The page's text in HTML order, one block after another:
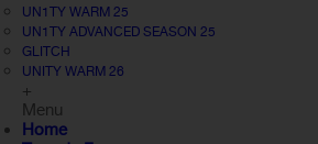
UN1TY WARM 25
UN1TY ADVANCED SEASON 25
GLITCH
UNITY WARM 26
+
Menu
Home